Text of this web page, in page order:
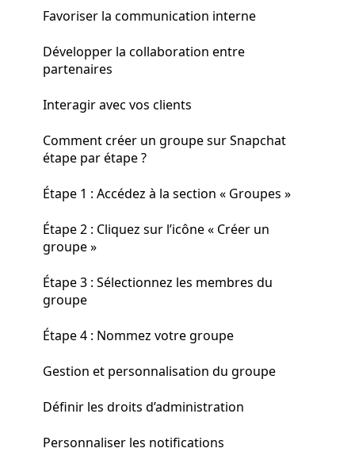
Favoriser la communication interne
Développer la collaboration entre
partenaires
Interagir avec vos clients
Comment créer un groupe sur Snapchat
étape par étape ?
Étape 1 : Accédez à la section « Groupes »
Étape 2 : Cliquez sur l’icône « Créer un
groupe »
Étape 3 : Sélectionnez les membres du
groupe
Étape 4 : Nommez votre groupe
Gestion et personnalisation du groupe
Définir les droits d’administration
Personnaliser les notifications